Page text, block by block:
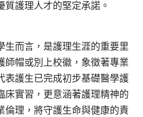
質護理人才的堅定承諾。
生而言，是護理生涯的重要里
師帽或別上校徽，象徵著專業
表護生已完成初步基礎醫學護
床實習，更意涵著護理精神的
倫理，將守護生命與健康的責